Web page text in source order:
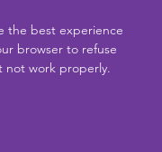
the best experience
browser to refuse
not work properly.